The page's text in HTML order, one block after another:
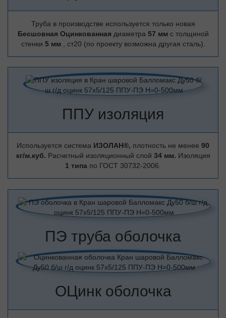
Труба в производстве используется только новая
Бесшовная Оцинкованная диаметра 57 ммс толщиной
стенки 5 мм, ст20 (по проекту возможна другая сталь).
ППУ изоляция
Используется система ИЗОЛАН®, плотность не менее 90
кг/м.куб. Расчетный изоляционный слой 34 мм. Изоляция
1 типа по ГОСТ 30732-2006.
ПЭ труба оболочка
ОЦинк оболочка